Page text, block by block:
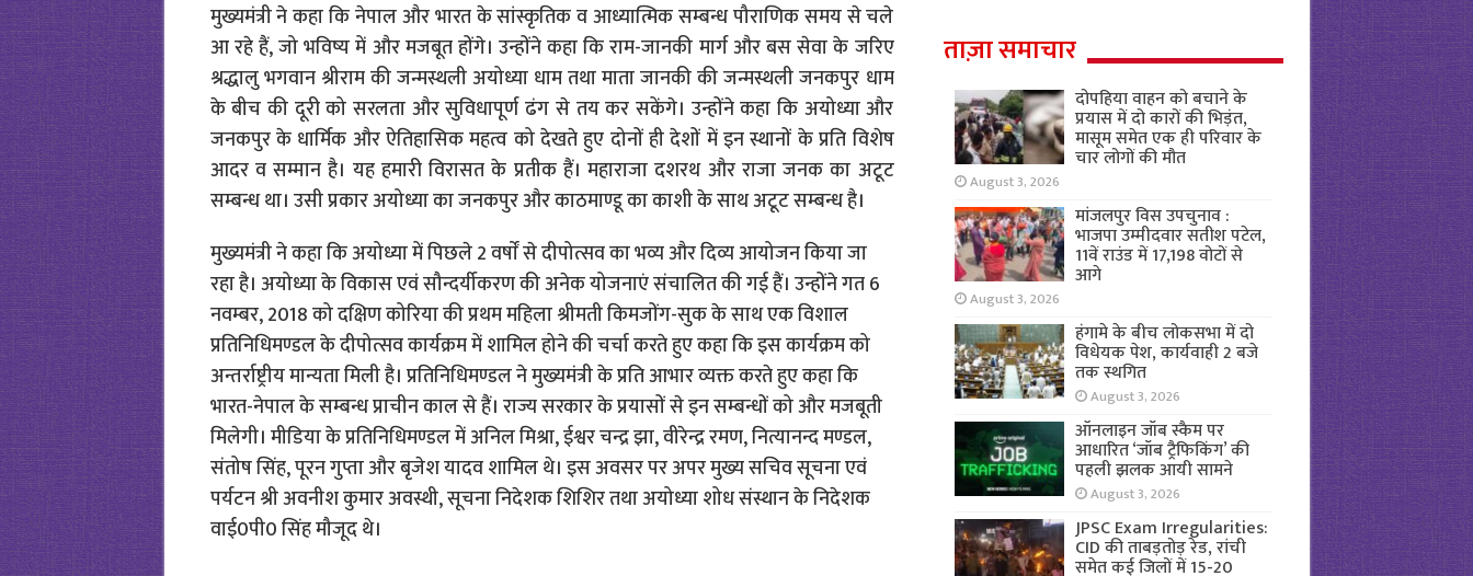
मुख्यमंत्री ने कहा कि नेपाल और भारत के सांस्कृतिक व आध्यात्मिक सम्बन्ध पौराणिक समय से चले
आ रहे हैं, जो भविष्य में और मजबूत होंगे। उन्होंने कहा कि राम-जानकी मार्ग और बस सेवा के जरिए
श्रद्धालु भगवान श्रीराम की जन्मस्थली अयोध्या धाम तथा माता जानकी की जन्मस्थली जनकपुर धाम
के बीच की दूरी को सरलता और सुविधापूर्ण ढंग से तय कर सकेंगे। उन्होंने कहा कि अयोध्या और
जनकपुर के धार्मिक और ऐतिहासिक महत्व को देखते हुए दोनों ही देशों में इन स्थानों के प्रति विशेष
आदर व सम्मान है। यह हमारी विरासत के प्रतीक हैं। महाराजा दशरथ और राजा जनक का अटूट
सम्बन्ध था। उसी प्रकार अयोध्या का जनकपुर और काठमाण्डू का काशी के साथ अटूट सम्बन्ध है।
मुख्यमंत्री ने कहा कि अयोध्या में पिछले 2 वर्षाें से दीपोत्सव का भव्य और दिव्य आयोजन किया जा
रहा है। अयोध्या के विकास एवं सौन्दर्यीकरण की अनेक योजनाएं संचालित की गई हैं। उन्होंने गत 6
नवम्बर, 2018 को दक्षिण कोरिया की प्रथम महिला श्रीमती किमजोंग-सुक के साथ एक विशाल
प्रतिनिधिमण्डल के दीपोत्सव कार्यक्रम में शामिल होने की चर्चा करते हुए कहा कि इस कार्यक्रम को
अन्तर्राष्ट्रीय मान्यता मिली है। प्रतिनिधिमण्डल ने मुख्यमंत्री के प्रति आभार व्यक्त करते हुए कहा कि
भारत-नेपाल के सम्बन्ध प्राचीन काल से हैं। राज्य सरकार के प्रयासों से इन सम्बन्धों को और मजबूती
मिलेगी। मीडिया के प्रतिनिधिमण्डल में अनिल मिश्रा, ईश्वर चन्द्र झा, वीरेन्द्र रमण, नित्यानन्द मण्डल,
संतोष सिंह, पूरन गुप्ता और बृजेश यादव शामिल थे। इस अवसर पर अपर मुख्य सचिव सूचना एवं
पर्यटन श्री अवनीश कुमार अवस्थी, सूचना निदेशक शिशिर तथा अयोध्या शोध संस्थान के निदेशक
वाई0पी0 सिंह मौजूद थे।
ताज़ा समाचार
दोपहिया वाहन को बचाने के
प्रयास में दो कारों की भिड़ंत,
मासूम समेत एक ही परिवार के
चार लोगों की मौत
August 3, 2026
मांजलपुर विस उपचुनाव :
भाजपा उम्मीदवार सतीश पटेल,
11वें राउंड में 17,198 वोटों से
आगे
August 3, 2026
हंगामे के बीच लोकसभा में दो
विधेयक पेश, कार्यवाही 2 बजे
तक स्थगित
August 3, 2026
ऑनलाइन जॉब स्कैम पर
आधारित ‘जॉब ट्रैफिकिंग’ की
पहली झलक आयी सामने
August 3, 2026
JPSC Exam Irregularities:
CID की ताबड़तोड़ रेड, रांची
समेत कई जिलों में 15-20